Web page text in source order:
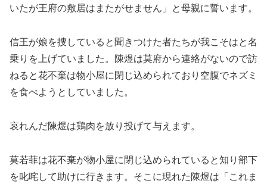
いたが王府の敷居はまたがせません」と母親に誓います。
信王が娘を捜していると聞きつけた者たちが我こそはと名
乗りを上げていました。陳煜は莫府から連絡がないので訪
ねると花不棄は物小屋に閉じ込められており空腹でネズミ
を食べようとしていました。
哀れんだ陳煜は鶏肉を放り投げて与えます。
莫若菲は花不棄が物小屋に閉じ込められていると知り部下
を叱咤して助けに行きます。そこに現れた陳煜は「これま